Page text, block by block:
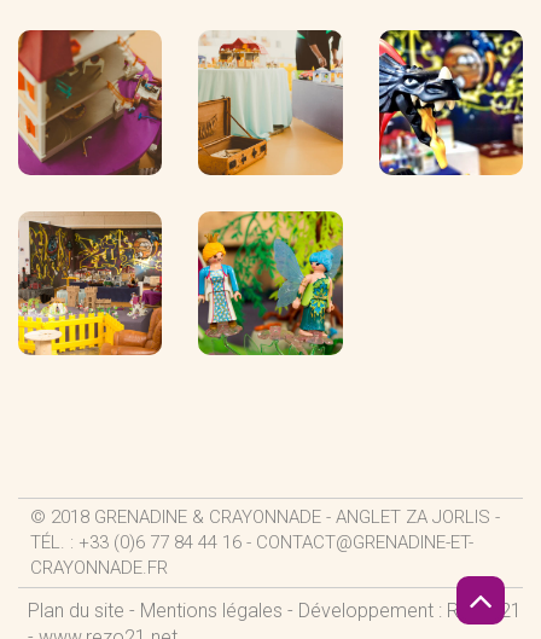
© 2018 GRENADINE & CRAYONNADE - ANGLET ZA JORLIS -
TÉL. : +33 (0)6 77 84 44 16 - CONTACT@GRENADINE-ET-
CRAYONNADE.FR
Plan du site - Mentions légales - Développement : REZO 21